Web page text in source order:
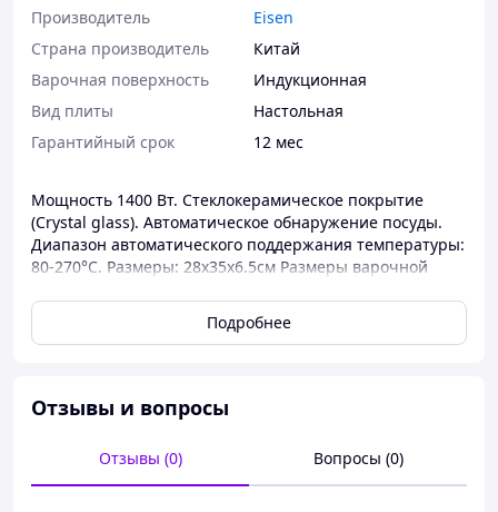
Производитель
Eisen
Страна производитель
Китай
Варочная поверхность
Индукционная
Вид плиты
Настольная
Гарантийный срок
12 мес
Мощность 1400 Вт. Стеклокерамическое покрытие
(Crystal glass). Автоматическое обнаружение посуды.
Диапазон автоматического поддержания температуры:
80-270°С. Размеры: 28x35x6.5см Размеры варочной
ТипИндукционная
Мощность , Вт1400
Питание 220-240В, 50Гц
Подробнее
Отзывы и вопросы
Отзывы (0) Вопросы (0)